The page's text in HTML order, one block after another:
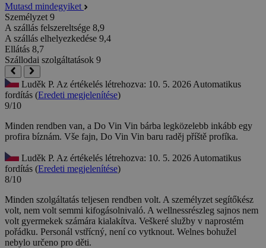
Mutasd mindegyiket
Személyzet 9
A szállás felszereltsége 8,9
A szállás elhelyezkedése 9,4
Ellátás 8,7
Szállodai szolgáltatások 9
Luděk P. Az értékelés létrehozva: 10. 5. 2026 Automatikus
fordítás (Eredeti megjelenítése)
9/10
Minden rendben van, a Do Vin Vin bárba legközelebb inkább egy
profira bíznám. Vše fajn, Do Vin Vin baru raděj příště profíka.
Luděk P. Az értékelés létrehozva: 10. 5. 2026 Automatikus
fordítás (Eredeti megjelenítése)
8/10
Minden szolgáltatás teljesen rendben volt. A személyzet segítőkész
volt, nem volt semmi kifogásolnivaló. A wellnessrészleg sajnos nem
volt gyermekek számára kialakítva. Veškeré služby v naprostém
pořádku. Personál vstřícný, není co vytknout. Welnes bohužel
nebylo určeno pro děti.